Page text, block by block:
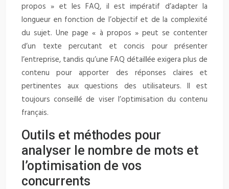
propos » et les FAQ, il est impératif d’adapter la
longueur en fonction de l’objectif et de la complexité
du sujet. Une page « à propos » peut se contenter
d’un texte percutant et concis pour présenter
l’entreprise, tandis qu’une FAQ détaillée exigera plus de
contenu pour apporter des réponses claires et
pertinentes aux questions des utilisateurs. Il est
toujours conseillé de viser l’optimisation du contenu
français.
Outils et méthodes pour
analyser le nombre de mots et
l’optimisation de vos
concurrents